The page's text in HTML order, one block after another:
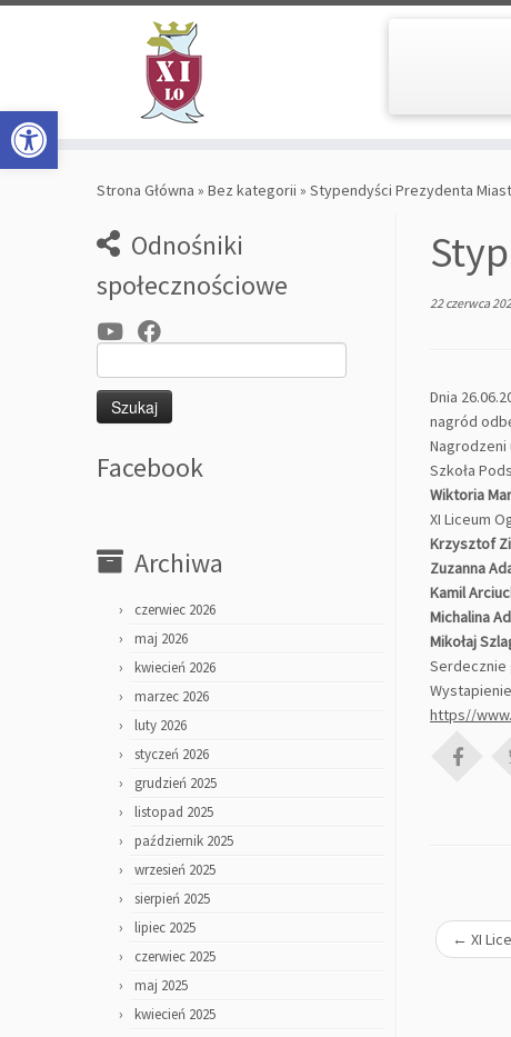
Open toolbar
Skip
Strona Główna » Bez kategorii » Stypendyści Prezydenta
Odnośniki
społecznościowe
Facebook
Archiwa
czerwiec 2026
maj 2026
kwiecień 2026
marzec 2026
luty 2026
styczeń 2026
grudzień 2025
listopad 2025
październik 2025
wrzesień 2025
sierpień 2025
lipiec 2025
czerwiec 2025
maj 2025
kwiecień 2025
22 czerwca
Dnia
nagród
Nagrodzeni
Szkoła
Wiktoria
XI Liceum
Krzysztof
Zuzanna
Kamil
Michalina
Mikołaj
Serdecznie
https//
← XI